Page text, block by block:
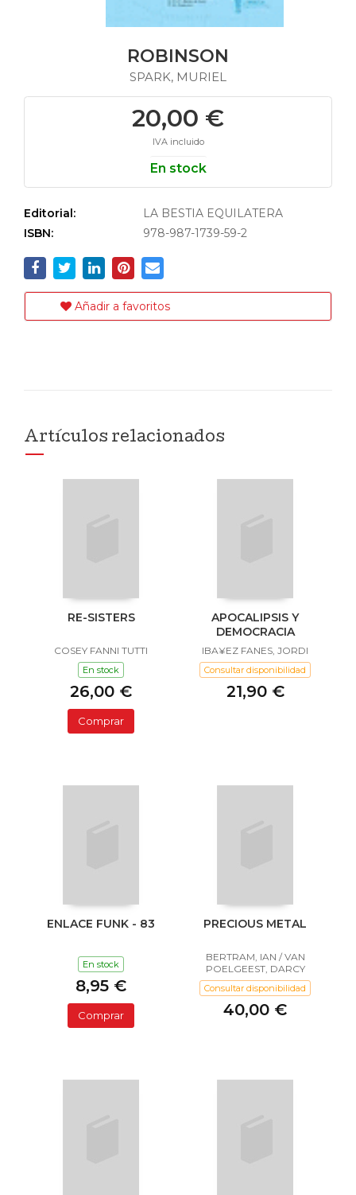
ROBINSON
SPARK, MURIEL
20,00 €
IVA incluido
En stock
Editorial:
LA BESTIA EQUILATERA
ISBN:
978-987-1739-59-2
Añadir a favoritos
Artículos relacionados
RE-SISTERS
COSEY FANNI TUTTI
En stock
26,00 €
Comprar
APOCALIPSIS Y
DEMOCRACIA
IBA¥EZ FANES, JORDI
Consultar disponibilidad
21,90 €
ENLACE FUNK - 83
En stock
8,95 €
Comprar
PRECIOUS METAL
BERTRAM, IAN / VAN
POELGEEST, DARCY
Consultar disponibilidad
40,00 €